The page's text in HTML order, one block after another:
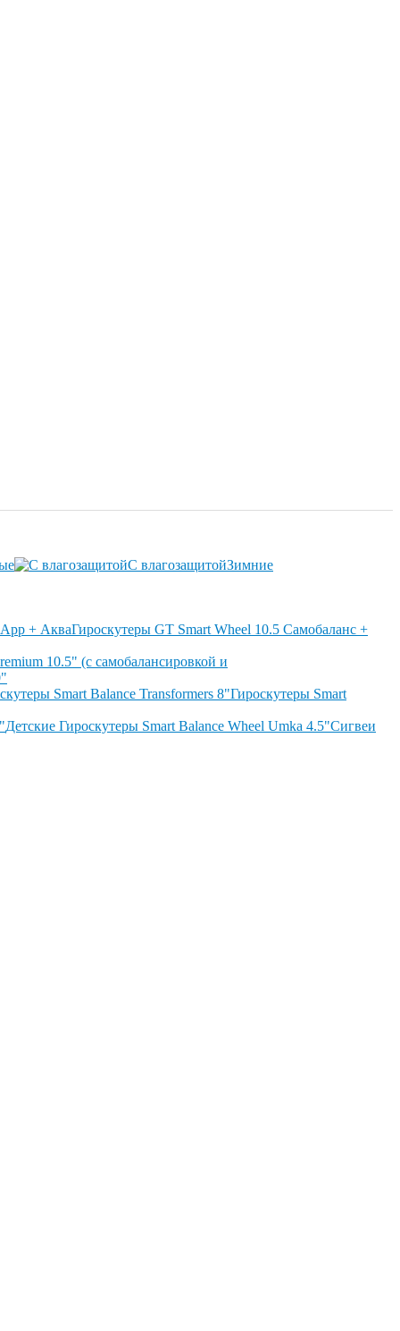
С влагозащитойЗимние
Гироскутеры GT Smart Wheel 10.5 Самобаланс +
10.5" (с самобалансировкой и
Smart Balance Transformers 8"Гироскутеры Smart
Детские Гироскутеры Smart Balance Wheel Umka 4.5"Сигвеи